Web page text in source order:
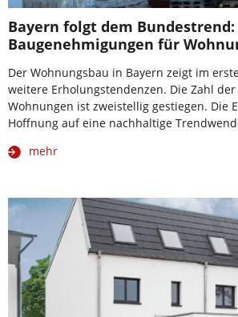
Bayern folgt dem
Baugenehmigungen für
Der Wohnungsbau in Bayern zeigt im
weitere Erholungstendenzen. Die Zahl
Wohnungen ist zweistellig gestiegen. Die
Hoffnung auf eine nachhaltige
mehr